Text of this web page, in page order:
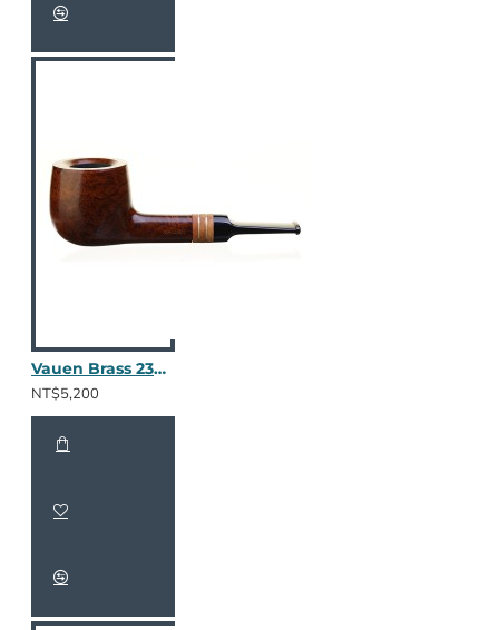
Vauen Brass 2309
NT$5,200